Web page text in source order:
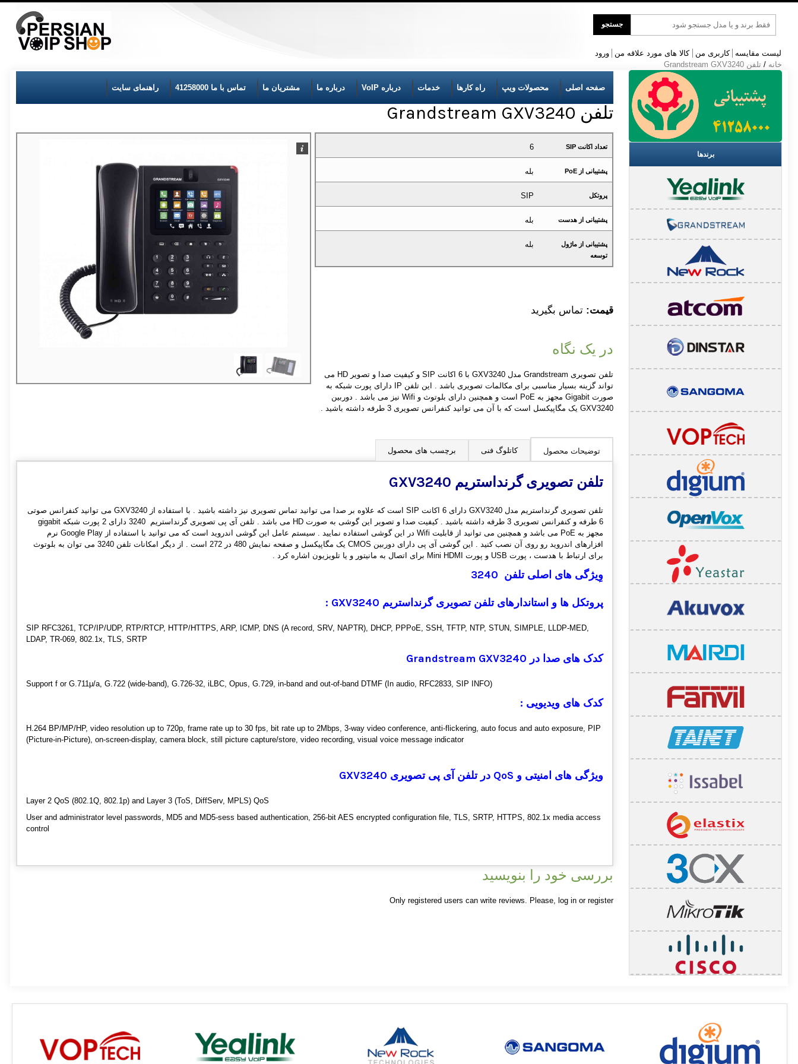
جست
جستجو
لیست مقایسه کاربری من کالا های مورد علاقه من
ورود
خانه / تلفن Grandstream GXV3240
صفحه اصلی محصولات ویپ راه کارها خدمات درباره VoIP درباره ما مشتریان ما تماس با ما 41258000 راهنمای سایت
تلفن Grandstream GXV3240
تعداد اکانت SIP 6
پشتیبانی از PoE بله
پروتکل SIP
پشتیبانی از هدست بله
پشتیبانی از ماژول
توسعه
بله
قیمت: تماس بگیرید
در یک نگاه
تلفن تصویری Grandstream مدل GXV3240 با 6 اکانت SIP و کیفیت صدا و تصویر HD می
تواند گزینه بسیار مناسبی برای مکالمات تصویری باشد . این تلفن IP دارای پورت شبکه به
صورت Gigabit مجهز به PoE است و همچنین دارای بلوتوث و Wifi نیز می باشد . دوربین
GXV3240 یک مگاپیکسل است که با آن می توانید کنفرانس تصویری 3 طرفه داشته باشید .
توضیحات محصول کاتلوگ فنی برچسب های محصول
تلفن تصویری گرنداستریم GXV3240
تلفن تصویری گرنداستریم مدل GXV3240 دارای 6 اکانت SIP است که علاوه بر صدا می توانید تماس تصویری نیز داشته باشید . با استفاده از GXV3240 می توانید کنفرانس صوتی
6 طرفه و کنفرانس تصویری 3 طرفه داشته باشید . کیفیت صدا و تصویر این گوشی به صورت HD می باشد . تلفن آی پی تصویری گرنداستریم 3240 دارای 2 پورت شبکه gigabit
مجهز به PoE می باشد و همچنین می توانید از قابلیت Wifi در این گوشی استفاده نمایید . سیستم عامل این گوشی اندروید است که می توانید با استفاده از Google Play نرم
افزارهای اندروید رو روی آن نصب کنید . این گوشی آی پی دارای دوربین CMOS یک مگاپیکسل و صفحه نمایش 480 در 272 است . از دیگر امکانات تلفن 3240 می توان به بلوتوث
برای ارتباط با هدست ، پورت USB و پورت Mini HDMI برای اتصال به مانیتور و یا تلویزیون اشاره کرد .
وِیژگی های اصلی تلفن 3240
پروتکل ها و استاندارهای تلفن تصویری گرنداستریم GXV3240
:
SIP RFC3261, TCP/IP/UDP, RTP/RTCP, HTTP/HTTPS, ARP, ICMP, DNS (A record, SRV, NAPTR), DHCP, PPPoE, SSH, TFTP, NTP, STUN, SIMPLE, LLDP-MED,
LDAP, TR-069, 802.1x, TLS, SRTP
کدک های صدا در Grandstream GXV3240
Support f or G.711μ/a, G.722 (wide-band), G.726-32, iLBC, Opus, G.729, in-band and out-of-band DTMF (In audio, RFC2833, SIP INFO)
کدک های ویدیویی :
H.264 BP/MP/HP, video resolution up to 720p, frame rate up to 30 fps, bit rate up to 2Mbps, 3-way video conference, anti-flickering, auto focus and auto exposure, PIP
(Picture-in-Picture), on-screen-display, camera block, still picture capture/store, video recording, visual voice message indicator
ویژگی های امنیتی و QoS در تلفن آی پی تصویری GXV3240
Layer 2 QoS (802.1Q, 802.1p) and Layer 3 (ToS, DiffServ, MPLS) QoS
User and administrator level passwords, MD5 and MD5-sess based authentication, 256-bit AES encrypted configuration file, TLS, SRTP, HTTPS, 802.1x media access
control
بررسی خود را بنویسید
Only registered users can write reviews. Please, log in orregister
برندها